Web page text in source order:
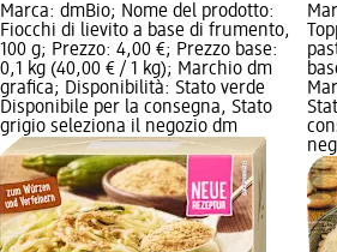
Marca: dmBio; Nome del prodotto:
Fiocchi di lievito a base di frumento,
100 g; Prezzo: 4,00 €; Prezzo base:
0,1 kg (40,00 € / 1 kg); Marchio dm
grafica; Disponibilità: Stato verde
Disponibile per la consegna, Stato
grigio seleziona il negozio dm